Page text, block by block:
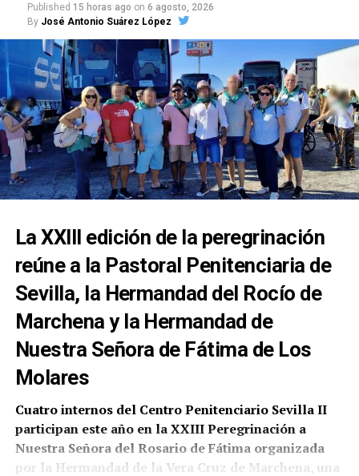
Published 15 horas ago on 6 agosto, 2026
By José Antonio Suárez López
La XXIII edición de la peregrinación
reúne a la Pastoral Penitenciaria de
Sevilla, la Hermandad del Rocío de
Marchena y la Hermandad de
Nuestra Señora de Fátima de Los
Molares
Cuatro internos del Centro Penitenciario Sevilla II
participan este año en la XXIII Peregrinación a
Nuestra Señora del Rosario de Fátima organizada
por la Hermandad de la Vera Cruz de Marchena, una